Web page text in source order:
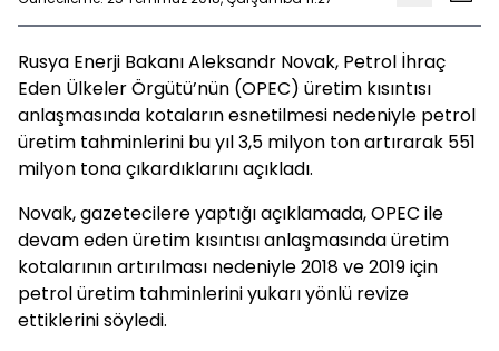
Rusya Enerji Bakanı Aleksandr Novak, Petrol İhraç
Eden Ülkeler Örgütü’nün (OPEC) üretim kısıntısı
anlaşmasında kotaların esnetilmesi nedeniyle petrol
üretim tahminlerini bu yıl 3,5 milyon ton artırarak 551
milyon tona çıkardıklarını açıkladı.
Novak, gazetecilere yaptığı açıklamada, OPEC ile
devam eden üretim kısıntısı anlaşmasında üretim
kotalarının artırılması nedeniyle 2018 ve 2019 için
petrol üretim tahminlerini yukarı yönlü revize
ettiklerini söyledi.